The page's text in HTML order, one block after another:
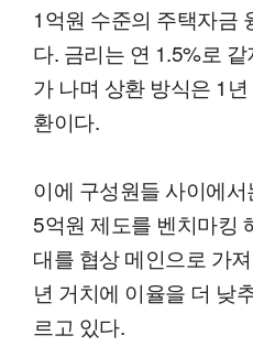
1억원 수준의 주택자금
다. 금리는 연 1.5%로
가 나며 상환 방식은 1
환이다.
이에 구성원들 사이에
5억원 제도를 벤치마킹
대를 협상 메인으로 가
년 거치에 이율을 더 낮
르고 있다.